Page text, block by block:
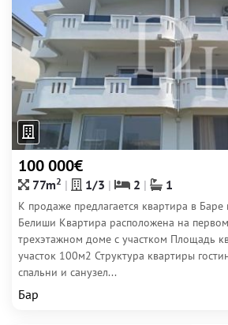
100 000€
77m2 1/3 2 1
К продаже предлагается квартира в
Белиши Квартира расположена на
трехэтажном доме с участком Площадь
участок 100м2 Структура квартиры
спальни и санузел...
Бар